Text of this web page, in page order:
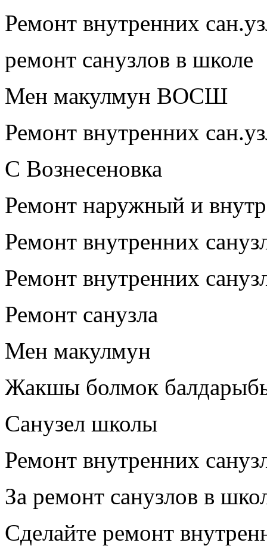
Ремонт внутренних
ремонт санузлов в школе
Мен макулмун ВОСШ
Ремонт внутренних
С Вознесеновка
Ремонт наружный и
Ремонт внутренних
Ремонт внутренних
Ремонт санузла
Мен макулмун
Жакшы болмок
Санузел школы
Ремонт внутренних
За ремонт санузлов в
Сделайте ремонт